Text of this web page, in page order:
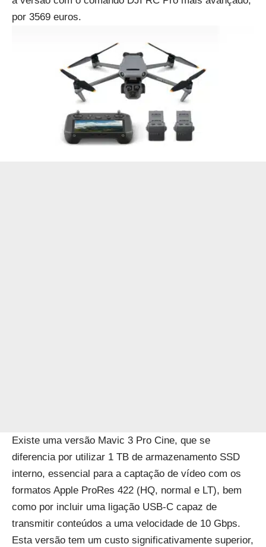
por 3569 euros.
Existe uma versão Mavic 3 Pro Cine, que se
diferencia por utilizar 1 TB de armazenamento SSD
interno, essencial para a captação de vídeo com os
formatos Apple ProRes 422 (HQ, normal e LT), bem
como por incluir uma ligação USB-C capaz de
transmitir conteúdos a uma velocidade de 10 Gbps.
Esta versão tem um custo significativamente superior,